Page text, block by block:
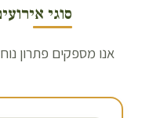
סוגי
אנו מספקים פתרון